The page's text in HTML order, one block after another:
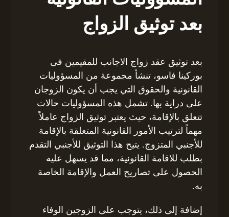
بعد توثيق الزواج
بعد توثيق عقد زواج الاجانب للمقيمين فى
بوركينا فاسو، تنشأ مجموعة من المسؤوليات
القانونية والحقوق التي يجب أن يكون الزوجان
على دراية بها. تشمل هذه المسؤوليات حالات
تتعلق بالإقامة، حيث يعتبر توثيق الزواج عاملاً
مهماً لترتيب الأمور القانونية المتعلقة بالإقامة
للأجنبي المتزوج. يتيح هذا التوثيق للأجنبي التقدم
بطلب للاقامة القانونية، مما قد يسهل عليه
الحصول على تصاريح العمل والإقامة الخاصة
به.
إضافة إلى ذلك، يتوجب على الزوجين الوفاء